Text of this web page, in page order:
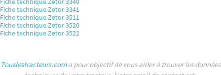
Fiche technique Zetor 3341
Fiche technique Zetor 3511
Fiche technique Zetor 3520
Fiche technique Zetor 3522
Touslestracteurs.coma pour objectif de vous aider à trouver les données